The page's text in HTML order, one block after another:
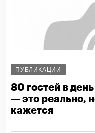
ПУБЛИКАЦИИ
80 гостей в
— это реально,
кажется